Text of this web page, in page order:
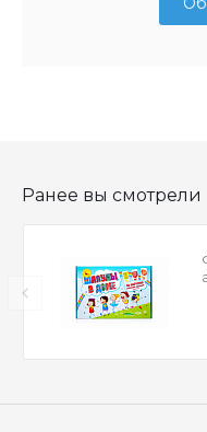
Ранее вы смотрели